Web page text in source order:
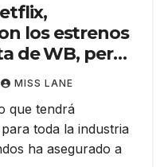
los estrenos
de WB, pero
MISS LANE
que tendrá
toda la industria
ha asegurado a